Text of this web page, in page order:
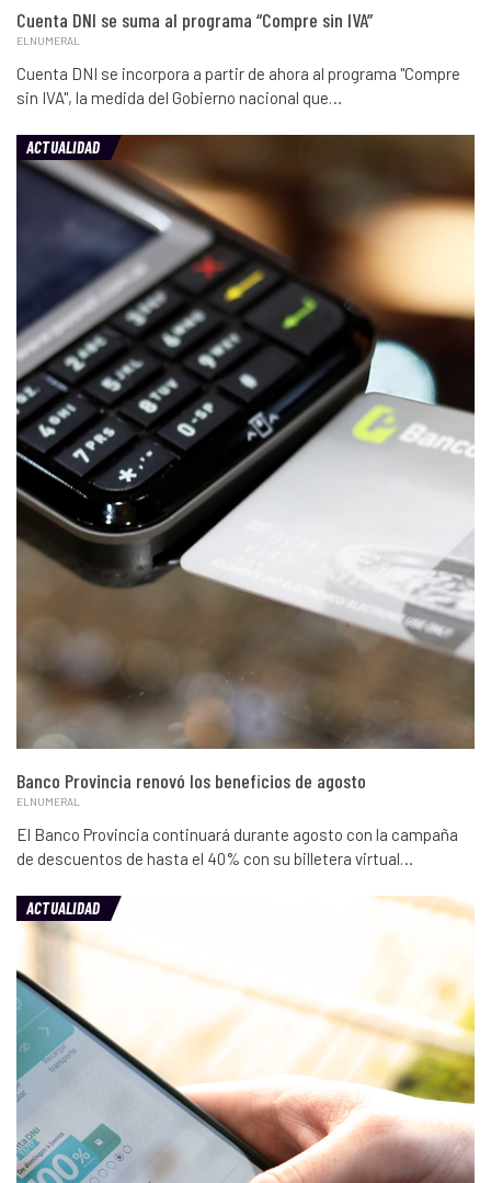
Cuenta DNI se suma al programa “Compre sin IVA”
ELNUMERAL
Cuenta DNI se incorpora a partir de ahora al programa "Compre
sin IVA", la medida del Gobierno nacional que…
ACTUALIDAD
Banco Provincia renovó los beneficios de agosto
ELNUMERAL
El Banco Provincia continuará durante agosto con la campaña
de descuentos de hasta el 40% con su billetera virtual…
ACTUALIDAD